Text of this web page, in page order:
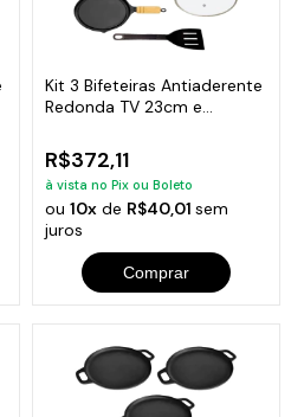
Kit 3 Bifeteiras Antiaderente
Redonda TV 23cm e
R$372,11
à vista no Pix ou Boleto
ou 10xde R$40,01 sem
juros
Comprar